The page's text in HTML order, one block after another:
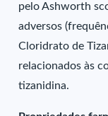
pelo Ashworth
adversos
Cloridrato de
relacionados às
tizanidina.